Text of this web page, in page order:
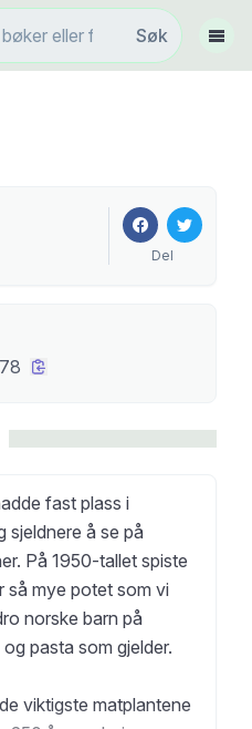
Søk
Søk
Vis
Del
fast plass i
sjeldnere å se på
På 1950-tallet spiste
så mye potet som vi
norske barn på
pasta som gjelder.
viktigste matplantene